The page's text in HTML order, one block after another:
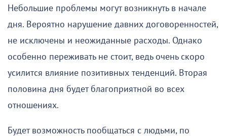
Небольшие проблемы могут возникнуть в начале
дня. Вероятно нарушение давних договоренностей,
не исключены и неожиданные расходы. Однако
особенно переживать не стоит, ведь очень скоро
усилится влияние позитивных тенденций. Вторая
половина дня будет благоприятной во всех
отношениях.
Будет возможность пообщаться с людьми, по